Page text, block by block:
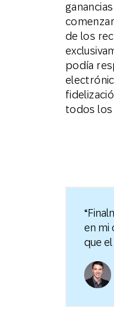
de los
podía
todos los
en mi
que